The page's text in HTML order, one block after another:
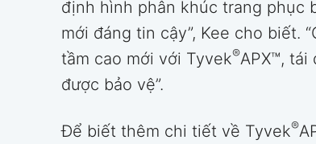
định hình phân khúc trang phục
mới đáng tin cậy”, Kee cho biết.
tầm cao mới với Tyvek®APX™,
được bảo vệ”.
Để biết thêm chi tiết về Tyvek®